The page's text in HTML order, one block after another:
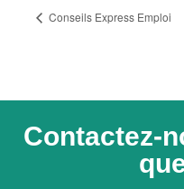
Conseils Express Emploi
Contactez-